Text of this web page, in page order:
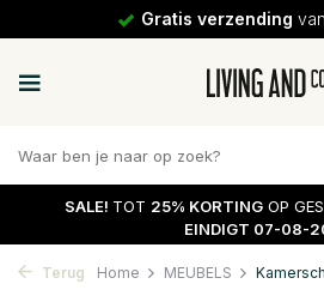
Gratis verzending
SALE! TOT 25% KORTING OP
EINDIGT 07-08-
Terug Home MEUBELS